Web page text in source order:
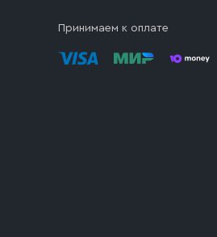
Принимаем к оплате